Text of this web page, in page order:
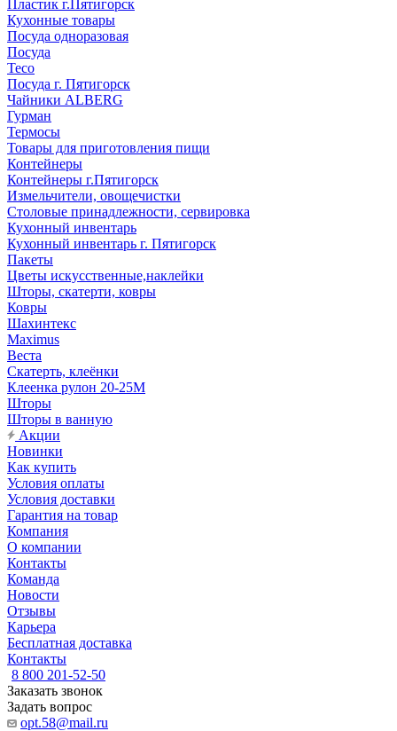
Пластик г.Пятигорск
Кухонные товары
Посуда одноразовая
Посуда
Teco
Посуда г. Пятигорск
Чайники ALBERG
Гурман
Термосы
Товары для приготовления пищи
Контейнеры
Контейнеры г.Пятигорск
Измельчители, овощечистки
Столовые принадлежности, сервировка
Кухонный инвентарь
Кухонный инвентарь г. Пятигорск
Пакеты
Цветы искусственные,наклейки
Шторы, скатерти, ковры
Ковры
Шахинтекс
Maximus
Веста
Скатерть, клеёнки
Клеенка рулон 20-25М
Шторы
Шторы в ванную
Акции
Новинки
Как купить
Условия оплаты
Условия доставки
Гарантия на товар
Компания
О компании
Контакты
Команда
Новости
Отзывы
Карьера
Бесплатная доставка
Контакты
8 800 201-52-50
Заказать звонок
Задать вопрос
opt.58@mail.ru